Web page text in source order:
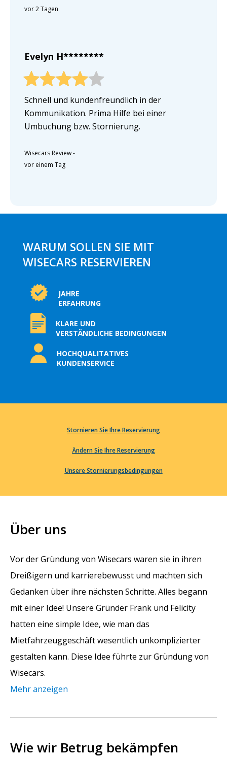
vor 2 Tagen
Evelyn H********
Schnell und kundenfreundlich in der
Kommunikation. Prima Hilfe bei einer
Umbuchung bzw. Stornierung.
Wisecars Review-
vor einem Tag
WARUM SOLLEN SIE MIT
WISECARS RESERVIEREN
JAHRE
ERFAHRUNG
KLARE UND
VERSTÄNDLICHE BEDINGUNGEN
HOCHQUALITATIVES
KUNDENSERVICE
Stornieren Sie Ihre Reservierung
Ändern Sie Ihre Reservierung
Unsere Stornierungsbedingungen
Über uns
Vor der Gründung von Wisecars waren sie in ihren
Dreißigern und karrierebewusst und machten sich
Gedanken über ihre nächsten Schritte. Alles begann
mit einer Idee! Unsere Gründer Frank und Felicity
hatten eine simple Idee, wie man das
Mietfahrzeuggeschäft wesentlich unkomplizierter
gestalten kann. Diese Idee führte zur Gründung von
Wisecars.
Mehr anzeigen
Wie wir Betrug bekämpfen